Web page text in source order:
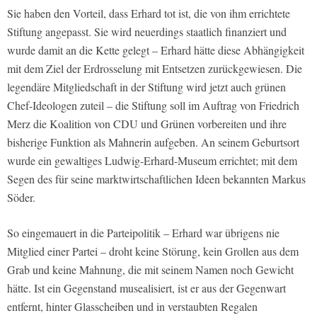
Sie haben den Vorteil, dass Erhard tot ist, die von ihm errichtete
Stiftung angepasst. Sie wird neuerdings staatlich finanziert und
wurde damit an die Kette gelegt – Erhard hätte diese Abhängigkeit
mit dem Ziel der Erdrosselung mit Entsetzen zurückgewiesen. Die
legendäre Mitgliedschaft in der Stiftung wird jetzt auch grünen
Chef-Ideologen zuteil – die Stiftung soll im Auftrag von Friedrich
Merz die Koalition von CDU und Grünen vorbereiten und ihre
bisherige Funktion als Mahnerin aufgeben. An seinem Geburtsort
wurde ein gewaltiges Ludwig-Erhard-Museum errichtet; mit dem
Segen des für seine marktwirtschaftlichen Ideen bekannten Markus
Söder.
So eingemauert in die Parteipolitik – Erhard war übrigens nie
Mitglied einer Partei – droht keine Störung, kein Grollen aus dem
Grab und keine Mahnung, die mit seinem Namen noch Gewicht
hätte. Ist ein Gegenstand musealisiert, ist er aus der Gegenwart
entfernt, hinter Glasscheiben und in verstaubten Regalen